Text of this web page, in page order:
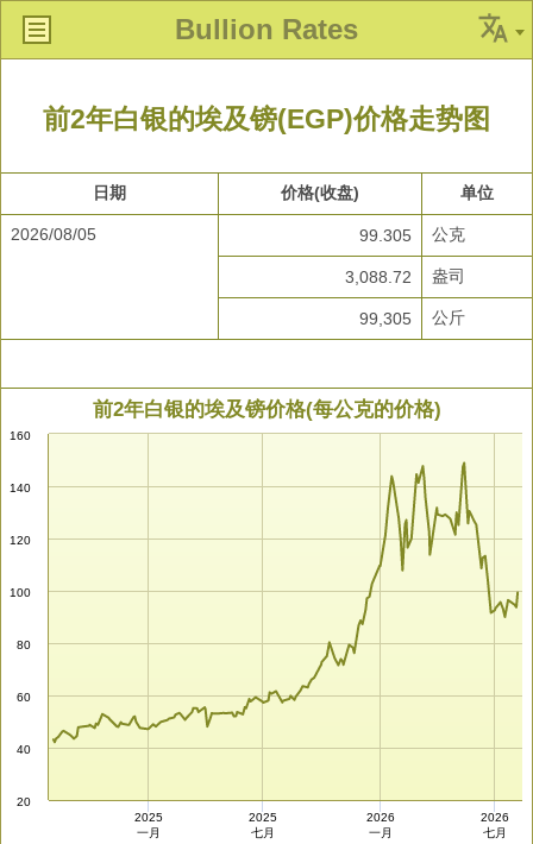
Bullion Rates
前2年白银的埃及镑(EGP)价格走势图
日期 价格(收盘) 单位
2026/08/05 99.305 公克
3,088.72 盎司
99,305 公斤
前2年白银的埃及镑价格(每公克的价格)
20
40
60
80
100
120
140
160
2025
一月
2025
七月
2026
一月
2026
七月